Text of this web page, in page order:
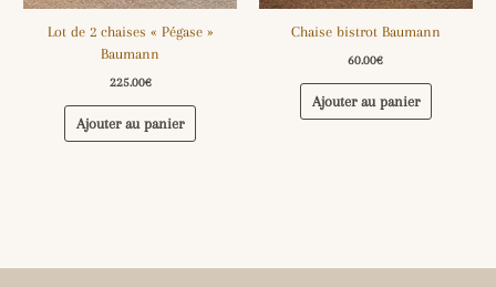
Lot de 2 chaises « Pégase »
Baumann
225.00€
Ajouter au panier
Chaise bistrot Baumann
60.00€
Ajouter au panier